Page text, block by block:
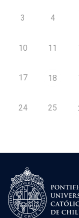
3 4
10 11
17 18
24 25